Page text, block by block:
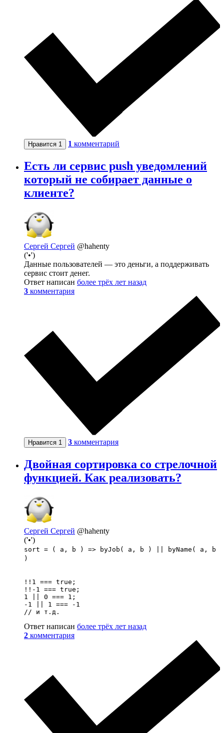
Нравится 1 1 комментарий
Есть ли сервис push уведомлений
который не собирает данные о
клиенте?
Сергей Сергей @hahenty
('•')
Данные пользователей — это деньги, а поддерживать
сервис стоит денег.
Ответ написан более трёх лет назад
3 комментария
Нравится 1 3 комментария
Двойная сортировка со стрелочной
функцией. Как реализовать?
Сергей Сергей @hahenty
('•')
sort = ( a, b ) => byJob( a, b ) || byName( a, b
)
!!1 === true;
!!-1 === true;
1 || 0 === 1;
-1 || 1 === -1
// и т.д.
Ответ написан более трёх лет назад
2 комментария